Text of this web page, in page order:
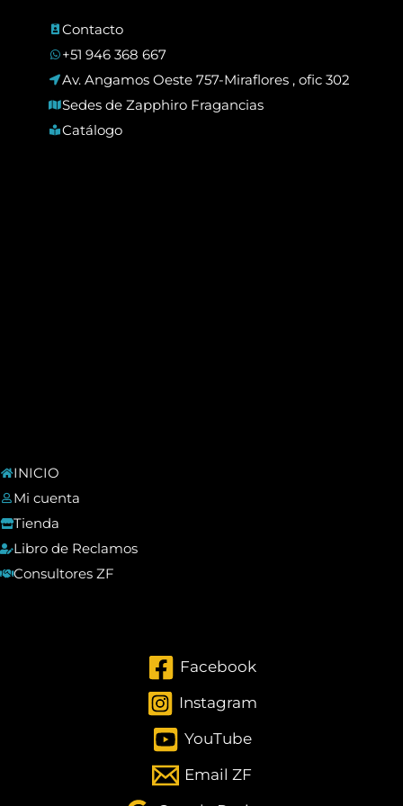
Contacto
+51 946 368 667
Av. Angamos Oeste 757-Miraflores , ofic 302
Sedes de Zapphiro Fragancias
Catálogo
INICIO
Mi cuenta
Tienda
Libro de Reclamos
Consultores ZF
Facebook
Instagram
YouTube
Email ZF